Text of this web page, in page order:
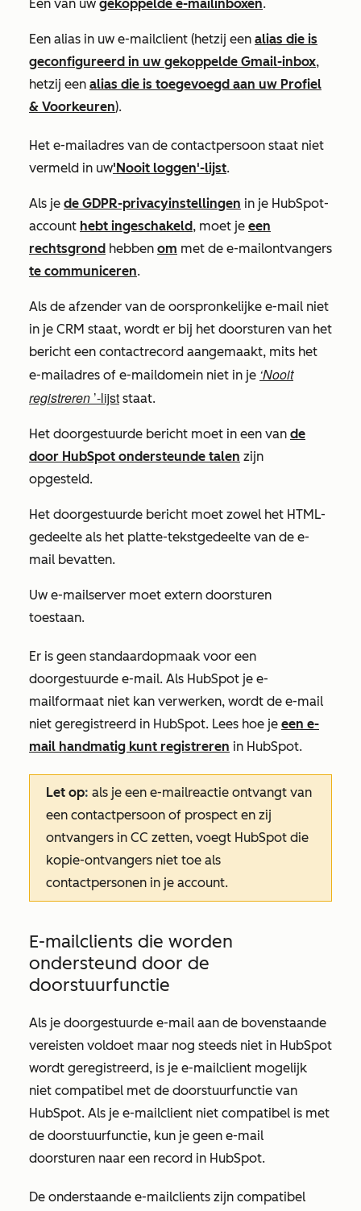
Een van uw gekoppelde e-mailinboxen.
Een alias in uw e-mailclient (hetzij een alias die is
geconfigureerd in uw gekoppelde Gmail-inbox,
hetzij een alias die is toegevoegd aan uw Profiel
& Voorkeuren).
Het e-mailadres van de contactpersoon staat niet
vermeld in uw'Nooit loggen'-lijst.
Als je de GDPR-privacyinstellingen in je HubSpot-
account hebt ingeschakeld, moet je een
rechtsgrond hebben om met de e-mailontvangers
te communiceren.
Als de afzender van de oorspronkelijke e-mail niet
in je CRM staat, wordt er bij het doorsturen van het
bericht een contactrecord aangemaakt, mits het
e-mailadres of e-maildomein niet in je ‘Nooit
registreren ’-lijst staat.
Het doorgestuurde bericht moet in een van de
door HubSpot ondersteunde talen zijn
opgesteld.
Het doorgestuurde bericht moet zowel het HTML-
gedeelte als het platte-tekstgedeelte van de e-
mail bevatten.
Uw e-mailserver moet extern doorsturen
toestaan.
Er is geen standaardopmaak voor een
doorgestuurde e-mail. Als HubSpot je e-
mailformaat niet kan verwerken, wordt de e-mail
niet geregistreerd in HubSpot. Lees hoe je een e-
mail handmatig kunt registreren in HubSpot.
Let op: als je een e-mailreactie ontvangt van
een contactpersoon of prospect en zij
ontvangers in CC zetten, voegt HubSpot die
kopie-ontvangers niet toe als
contactpersonen in je account.
E-mailclients die worden
ondersteund door de
doorstuurfunctie
Als je doorgestuurde e-mail aan de bovenstaande
vereisten voldoet maar nog steeds niet in HubSpot
wordt geregistreerd, is je e-mailclient mogelijk
niet compatibel met de doorstuurfunctie van
HubSpot. Als je e-mailclient niet compatibel is met
de doorstuurfunctie, kun je geen e-mail
doorsturen naar een record in HubSpot.
De onderstaande e-mailclients zijn compatibel